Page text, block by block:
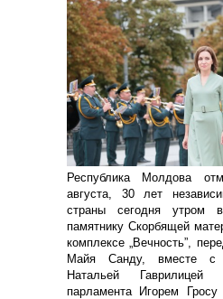
Республика Молдова
августа, 30 лет
страны сегодня утром
памятнику Скорбящей
комплексе „Вечность”,
Майя Санду, вместе с
Натальей Гаврилицей
парламента Игорем